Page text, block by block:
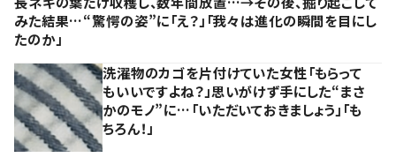
みた結果…“驚愕の姿”に「え？」「我々は進化の瞬間を目にし
たのか」
洗濯物のカゴを片付けていた女性「もらって
もいいですよね？」思いがけず手にした“まさ
かのモノ”に…「いただいておきましょう」「も
ちろん！」